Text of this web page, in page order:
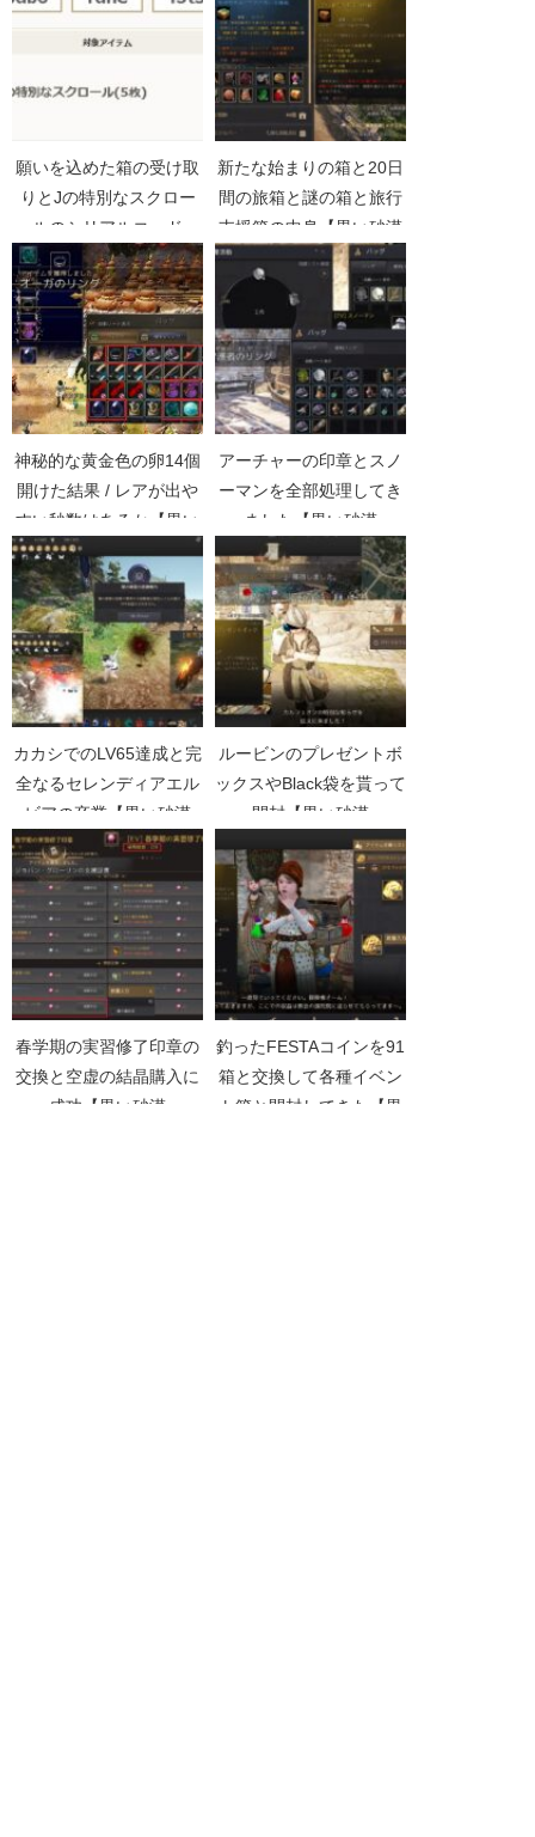
願いを込めた箱の受け取
りとJの特別なスクロー
ルのシリアルコード
新たな始まりの箱と20日
間の旅箱と謎の箱と旅行
支援箱の中身【黒い砂漠
Part4187】
神秘的な黄金色の卵14個
開けた結果 / レアが出や
すい秒数はあるか【黒い
砂漠Part1661】
アーチャーの印章とスノ
ーマンを全部処理してき
ました【黒い砂漠
Part2181】
カカシでのLV65達成と完
全なるセレンディアエル
ビアの卒業【黒い砂漠
Part4000】
ルービンのプレゼントボ
ックスやBlack袋を貰って
開封【黒い砂漠
Part4565】
春学期の実習修了印章の
交換と空虚の結晶購入に
成功【黒い砂漠
釣ったFESTAコインを91
箱と交換して各種イベン
ト箱と開封してきた【黒